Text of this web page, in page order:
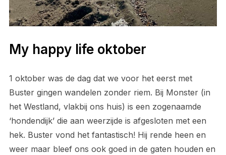
My happy life oktober
1 oktober was de dag dat we voor het eerst met
Buster gingen wandelen zonder riem. Bij Monster (in
het Westland, vlakbij ons huis) is een zogenaamde
‘hondendijk’ die aan weerzijde is afgesloten met een
hek. Buster vond het fantastisch! Hij rende heen en
weer maar bleef ons ook goed in de gaten houden en